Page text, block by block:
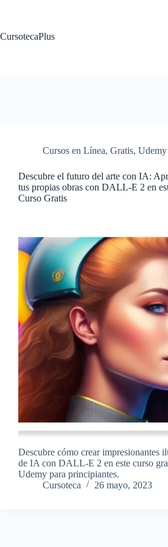
CursotecaPlus
Cursos en Línea, Gratis, Udemy
Descubre el futuro del arte con IA:
tus propias obras con DALL-E 2 en
Curso Gratis
Descubre cómo crear impresionantes
de IA con DALL-E 2 en este curso
Udemy para principiantes.
Cursoteca
26 mayo, 2023